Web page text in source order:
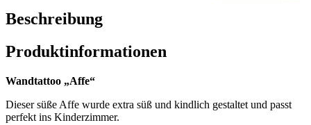
Beschreibung
Produktinformationen
Wandtattoo „Affe“
Dieser süße Affe wurde extra süß und kindlich gestaltet und passt
perfekt ins Kinderzimmer.